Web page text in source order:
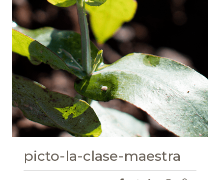
picto-la-clase-maestra